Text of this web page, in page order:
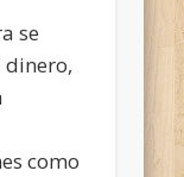
se
dinero,
como